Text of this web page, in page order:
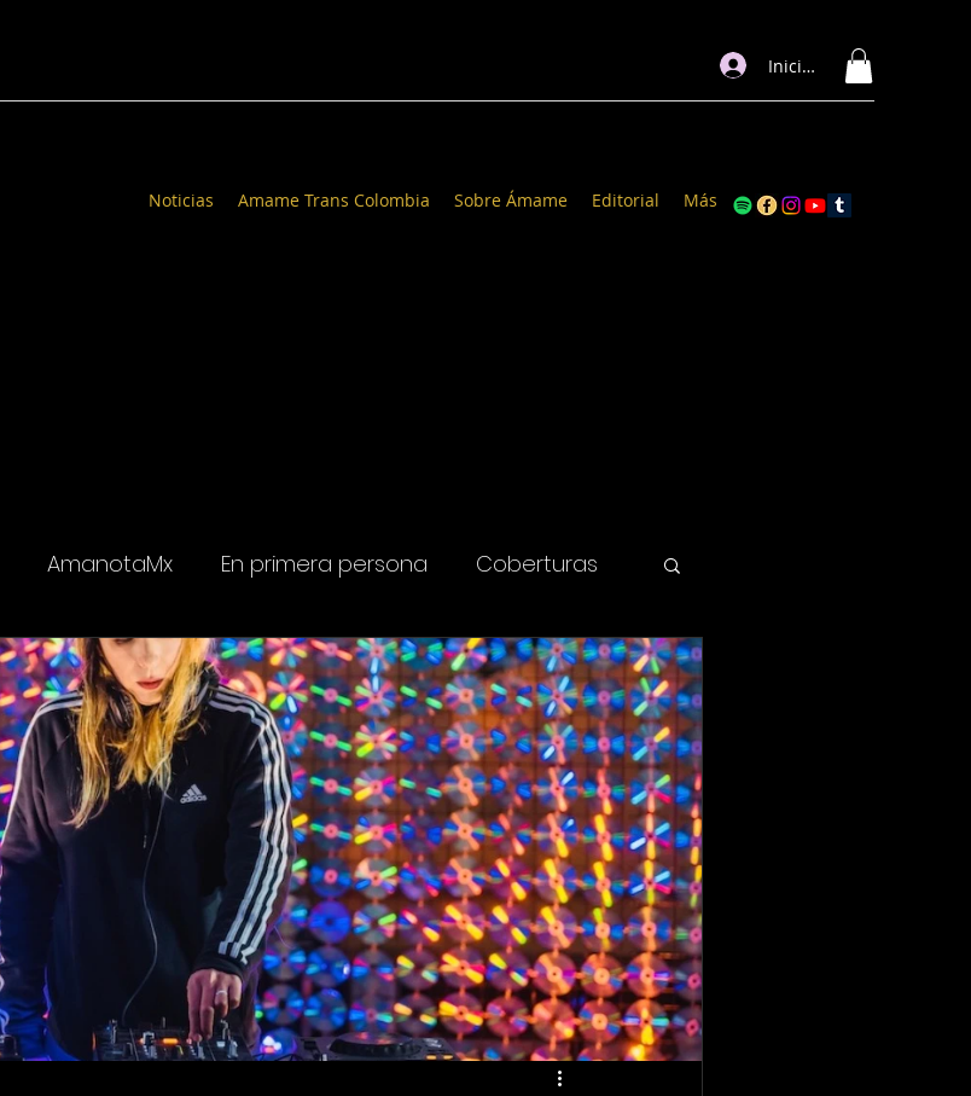
Iniciar sesión
Noticias Amame Trans Colombia Sobre Ámame Editorial Más
AmanotaMx En primera persona Coberturas
Salud & bienestar Ámame Trans Colombia